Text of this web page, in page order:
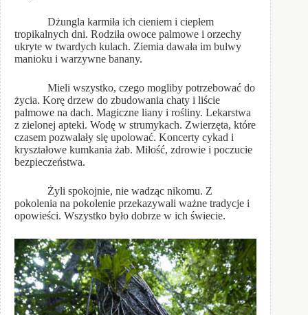
Dżungla karmiła ich cieniem i ciepłem
tropikalnych dni. Rodziła owoce palmowe i orzechy
ukryte w twardych kulach. Ziemia dawała im bulwy
manioku i warzywne banany.
Mieli wszystko, czego mogliby potrzebować do
życia. Korę drzew do zbudowania chaty i liście
palmowe na dach. Magiczne liany i rośliny. Lekarstwa
z zielonej apteki. Wodę w strumykach. Zwierzęta, które
czasem pozwalały się upolować. Koncerty cykad i
kryształowe kumkania żab. Miłość, zdrowie i poczucie
bezpieczeństwa.
Żyli spokojnie, nie wadząc nikomu. Z
pokolenia na pokolenie przekazywali ważne tradycje i
opowieści. Wszystko było dobrze w ich świecie.